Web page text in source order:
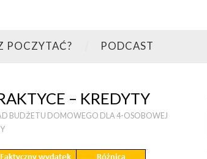
POCZYTAĆ? PODCAST
– KREDYTY
BUDŻETU DOMOWEGO DLA 4-OSOBOWEJ